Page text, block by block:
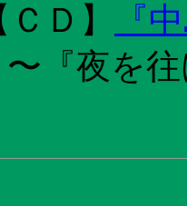
ＣＤ 】
『
『夜を